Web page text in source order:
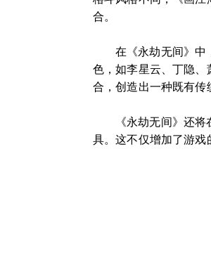
合。
在《永劫无间》中
色，如李星云、丁隐、
合，创造出一种既有传
《永劫无间》还
具。这不仅增加了游戏